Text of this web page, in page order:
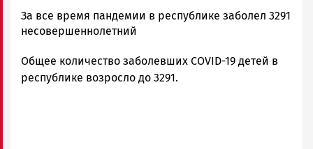
Ольга
Гаврилова
Петрозаводска
и
За все время пандемии в республике заболел 3291
несовершеннолетний
Общее количество заболевших COVID-19 детей в
республике возросло до 3291.